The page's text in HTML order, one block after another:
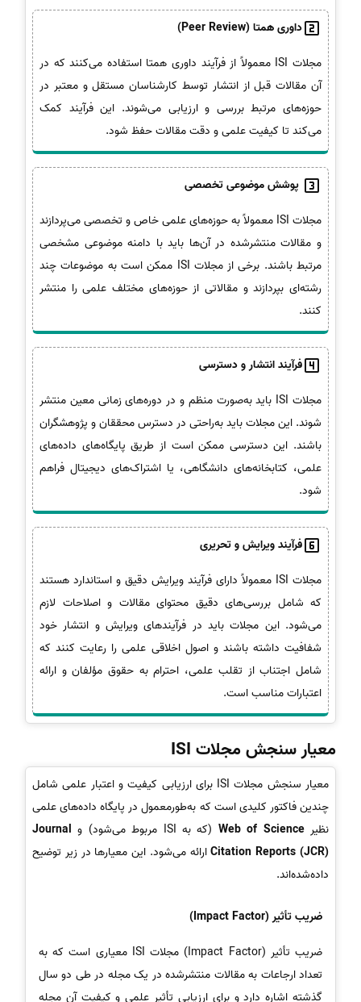
داوری همتا (Peer Review)
مجلات ISI معمولاً از فرآیند داوری همتا استفاده می‌کنند که در
آن مقالات قبل از انتشار توسط کارشناسان مستقل و معتبر در
حوزه‌های مرتبط بررسی و ارزیابی می‌شوند. این فرآیند کمک
می‌کند تا کیفیت علمی و دقت مقالات حفظ شود.
پوشش موضوعی تخصصی
مجلات ISI معمولاً به حوزه‌های علمی خاص و تخصصی می‌پردازند
و مقالات منتشرشده در آن‌ها باید با دامنه موضوعی مشخصی
مرتبط باشند. برخی از مجلات ISI ممکن است به موضوعات چند
رشته‌ای بپردازند و مقالاتی از حوزه‌های مختلف علمی را منتشر
کنند.
فرآیند انتشار و دسترسی
مجلات ISI باید به‌صورت منظم و در دوره‌های زمانی معین منتشر
شوند. این مجلات باید به‌راحتی در دسترس محققان و پژوهشگران
باشند. این دسترسی ممکن است از طریق پایگاه‌های داده‌های
علمی، کتابخانه‌های دانشگاهی، یا اشتراک‌های دیجیتال فراهم
شود.
فرآیند ویرایش و تحریری
مجلات ISI معمولاً دارای فرآیند ویرایش دقیق و استاندارد هستند
که شامل بررسی‌های دقیق محتوای مقالات و اصلاحات لازم
می‌شود. این مجلات باید در فرآیندهای ویرایش و انتشار خود
شفافیت داشته باشند و اصول اخلاقی علمی را رعایت کنند که
شامل اجتناب از تقلب علمی، احترام به حقوق مؤلفان و ارائه
اعتبارات مناسب است.
معیار سنجش مجلات ISI
معیار سنجش مجلات ISI برای ارزیابی کیفیت و اعتبار علمی شامل
چندین فاکتور کلیدی است که به‌طورمعمول در پایگاه داده‌های علمی
نظیرWeb of Science (که به ISI مربوط می‌شود) و
Journal
Citation Reports (JCR)ارائه می‌شود. این معیارها در زیر توضیح
داده‌شده‌اند.
ضریب تأثیر (Impact Factor)
ضریب تأثیر (Impact Factor) مجلات ISI معیاری است که به
تعداد ارجاعات به مقالات منتشرشده در یک مجله در طی دو سال
گذشته اشاره دارد و برای ارزیابی تأثیر علمی و کیفیت آن مجله